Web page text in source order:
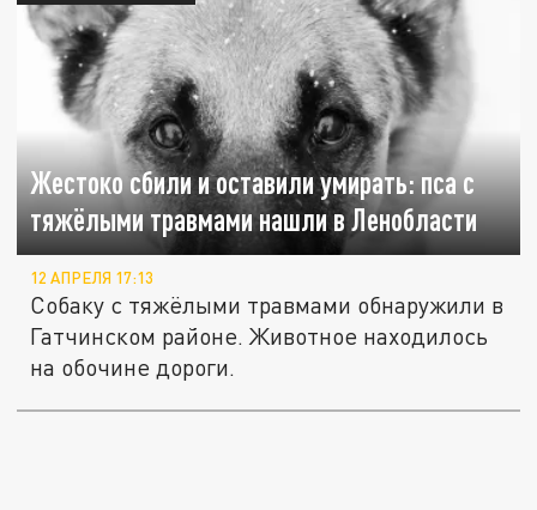
Жестоко сбили и оставили умирать: пса с
тяжёлыми травмами нашли в Ленобласти
12 АПРЕЛЯ 17:13
Собаку с тяжёлыми травмами обнаружили в
Гатчинском районе. Животное находилось
на обочине дороги.